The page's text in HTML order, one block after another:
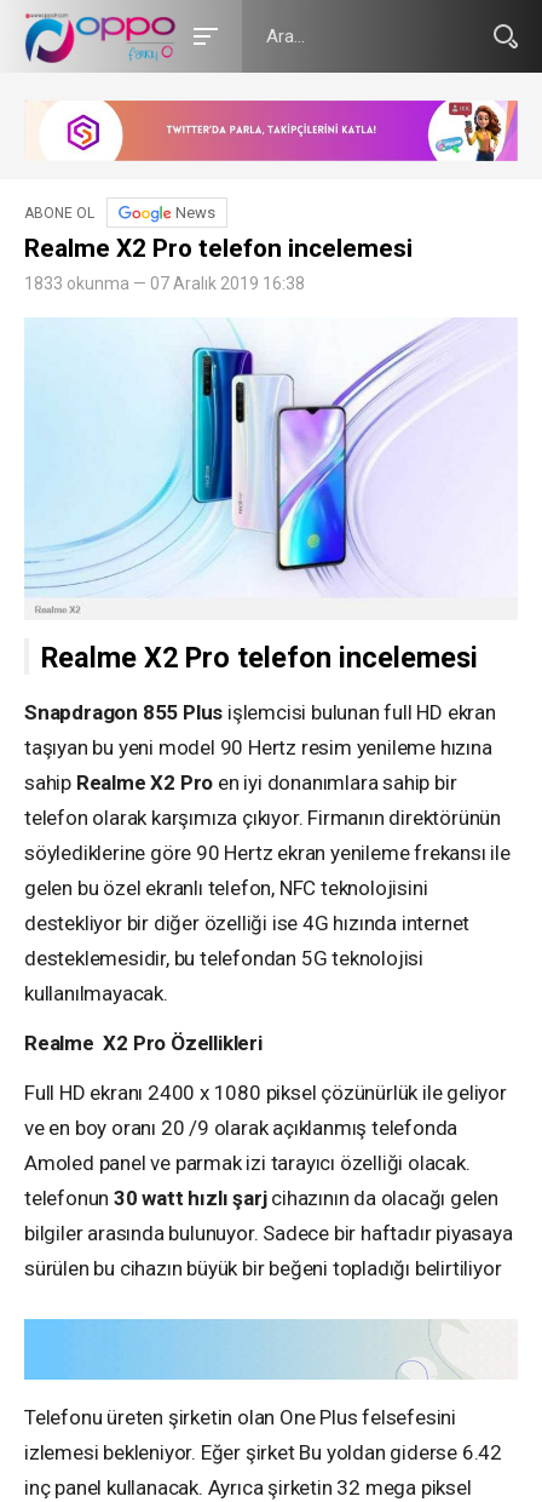
ABONE OL News
Realme X2 Pro telefon incelemesi
1833 okunma — 07 Aralık 2019 16:38
Realme X2 Pro telefon incelemesi
Snapdragon 855 Plus işlemcisi bulunan full HD ekran
taşıyan bu yeni model 90 Hertz resim yenileme hızına
sahip Realme X2 Pro en iyi donanımlara sahip bir
telefon olarak karşımıza çıkıyor. Firmanın direktörünün
söylediklerine göre 90 Hertz ekran yenileme frekansı ile
gelen bu özel ekranlı telefon, NFC teknolojisini
destekliyor bir diğer özelliği ise 4G hızında internet
desteklemesidir, bu telefondan 5G teknolojisi
kullanılmayacak.
Realme X2 Pro Özellikleri
Full HD ekranı 2400 x 1080 piksel çözünürlük ile geliyor
ve en boy oranı 20 /9 olarak açıklanmış telefonda
Amoled panel ve parmak izi tarayıcı özelliği olacak.
telefonun 30 watt hızlı şarjcihazının da olacağı gelen
bilgiler arasında bulunuyor. Sadece bir haftadır piyasaya
sürülen bu cihazın büyük bir beğeni topladığı belirtiliyor
Telefonu üreten şirketin olan One Plus felsefesini
izlemesi bekleniyor. Eğer şirket Bu yoldan giderse 6.42
inç panel kullanacak. Ayrıca şirketin 32 mega piksel